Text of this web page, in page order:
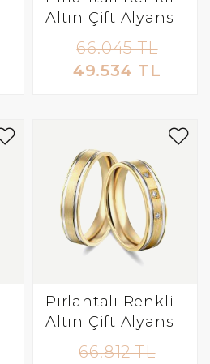
Altın Çift Alyans
66.045 TL
49.534 TL
Pırlantalı Renkli
Altın Çift Alyans
66.812 TL